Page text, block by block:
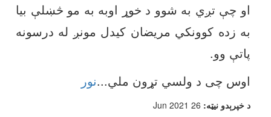
او چې تږي به شوو د خوړ اوبه به مو څښلې بیا
به زده کوونکي مریضان کیدل مونږ له درسونه
پاتې وو.
اوس چی د ولسي تړون ملي ...نور
د خپرېدو نیټه:26 Jun 2021